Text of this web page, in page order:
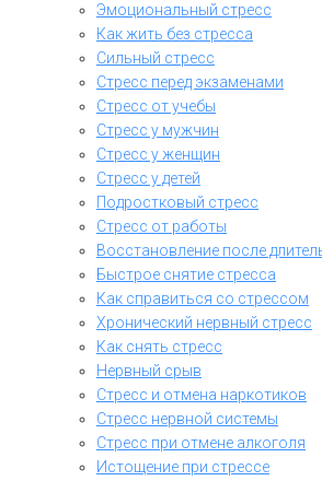
Эмоциональный стресс
Как жить без стресса
Сильный стресс
Стресс перед экзаменами
Стресс от учебы
Стресс у мужчин
Стресс у женщин
Стресс у детей
Подростковый стресс
Стресс от работы
Восстановление после
Быстрое снятие стресса
Как справиться со стрессом
Хронический нервный стресс
Как снять стресс
Нервный срыв
Стресс и отмена наркотиков
Стресс нервной системы
Стресс при отмене алкоголя
Истощение при стрессе